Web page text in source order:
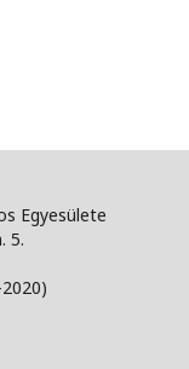
Egyesülete
5.